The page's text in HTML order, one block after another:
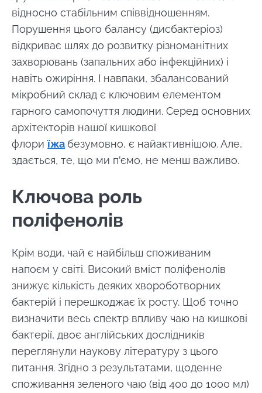
відносно стабільним співвідношенням.
Порушення цього балансу (дисбактеріоз)
відкриває шлях до розвитку різноманітних
захворювань (запальних або інфекційних) і
навіть ожиріння. І навпаки, збалансований
мікробний склад є ключовим елементом
гарного самопочуття людини. Серед основних
архітекторів нашої кишкової
флориїжа безумовно, є найактивнішою. Але,
здається, те, що ми п'ємо, не менш важливо.
Ключова роль
поліфенолів
Крім води, чай є найбільш споживаним
напоєм у світі. Високий вміст поліфенолів
знижує кількість деяких хвороботворних
бактерій і перешкоджає їх росту. Щоб точно
визначити весь спектр впливу чаю на кишкові
бактерії, двоє англійських дослідників
переглянули наукову літературу з цього
питання. Згідно з результатами, щоденне
споживання зеленого чаю (від 400 до 1000 мл)